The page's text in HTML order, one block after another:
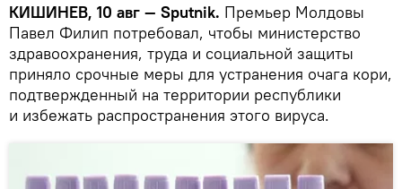
КИШИНЕВ, 10 авг — Sputnik. Премьер Молдовы
Павел Филип потребовал, чтобы министерство
здравоохранения, труда и социальной защиты
приняло срочные меры для устранения очага кори,
подтвержденный на территории республики
и избежать распространения этого вируса.